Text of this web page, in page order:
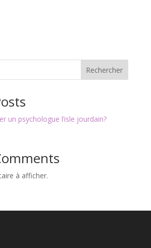
Rechercher
un psychologue l’isle jourdain?
à afficher.